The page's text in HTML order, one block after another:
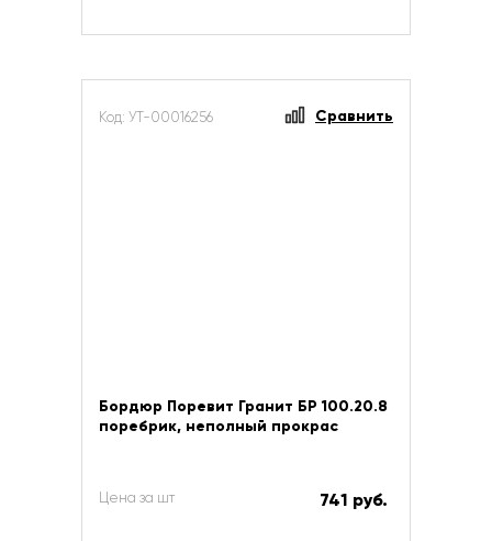
Код: УТ-00016256 Сравнить
Бордюр Поревит Гранит БР 100.20.8
поребрик, неполный прокрас
Цена за шт 741 руб.